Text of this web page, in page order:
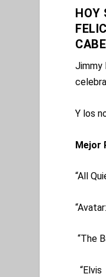
HOY
Jimmy
Y los
Mejor
“All
“The
“Elvis